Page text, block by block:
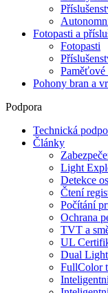
Fotopasti a
Fotopasti
Paměťové
Pohony bran a
Podpora
Technická
Články
Light
Detekce
Čtení
Počítání
Ochrana
TVT a
UL
Dual
FullColor